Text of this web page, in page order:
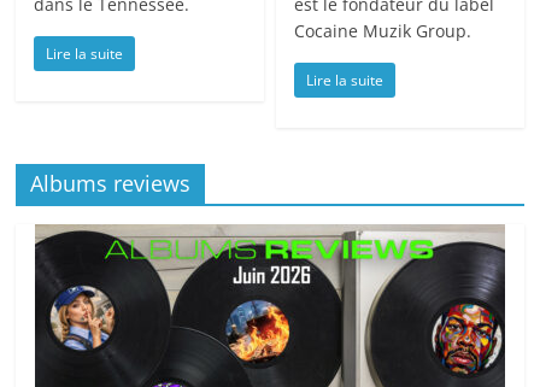
Lire la suite
Cocaine Muzik Group.
Lire la suite
Albums reviews